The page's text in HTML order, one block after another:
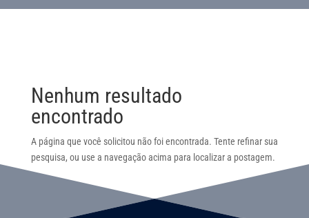
Nenhum resultado
encontrado
A página que você solicitou não foi encontrada. Tente refinar sua
pesquisa, ou use a navegação acima para localizar a postagem.